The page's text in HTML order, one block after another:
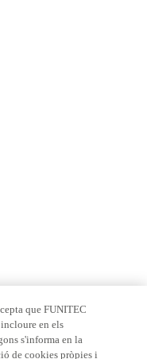
que FUNITEC
en els
s'informa en la
de cookies pròpies i